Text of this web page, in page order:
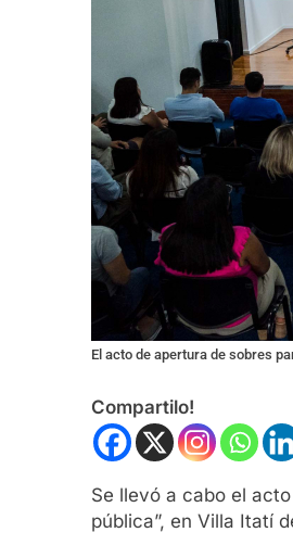
El acto de apertura de sobres
Compartilo!
Se llevó a cabo el
pública”, en Villa Itatí